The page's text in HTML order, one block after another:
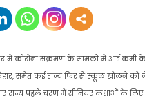
में कोरोना संक्रमण के मामलों में आई कमी के
बिहार, समेत कई राज्य फिर से स्कूल खोलने
राज्य पहले चरण में सीनियर कक्षाओं के